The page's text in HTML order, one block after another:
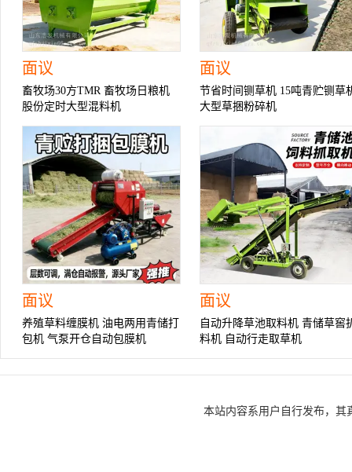
面议
畜牧场30方TMR 畜牧场日粮机
股份定时大型混料机
面议
节省时间铡草机 15吨青贮铡草
大型草捆粉碎机
面议
养殖草料缠膜机 油电两用青储打
包机 气泵开仓自动包膜机
面议
自动升降草池取料机 青储草窖
料机 自动行走取草机
本站内容系用户自行发布，其